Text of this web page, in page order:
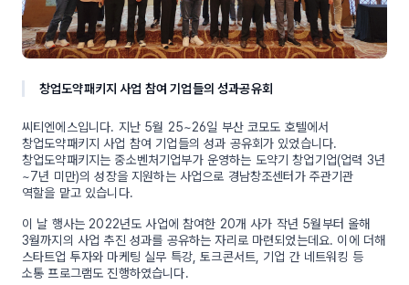
창업도약패키지 사업 참여 기업들의 성과공유회
씨티엔에스입니다. 지난 5월 25~26일 부산 코모도 호텔에서
창업도약패키지 사업 참여 기업들의 성과 공유회가 있었습니다.
창업도약패키지는 중소벤처기업부가 운영하는 도약기 창업기업(업력 3년
~7년 미만)의 성장을 지원하는 사업으로 경남창조센터가 주관기관
역할을 맡고 있습니다.
이 날 행사는 2022년도 사업에 참여한 20개 사가 작년 5월부터 올해
3월까지의 사업 추진 성과를 공유하는 자리로 마련되었는데요. 이에 더해
스타트업 투자와 마케팅 실무 특강, 토크콘서트, 기업 간 네트워킹 등
소통 프로그램도 진행하였습니다.